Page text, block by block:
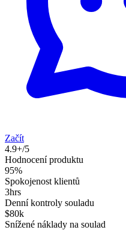
Začít
4.9+/5
Hodnocení produktu
95%
Spokojenost klientů
3hrs
Denní kontroly souladu
$80k
Snížené náklady na soulad